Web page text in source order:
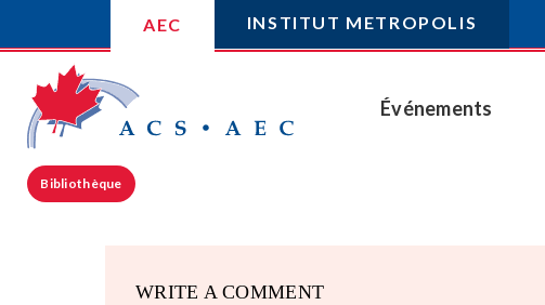
AEC INSTITUT METROPOLIS
Événements
Bibliothèque
WRITE A COMMENT